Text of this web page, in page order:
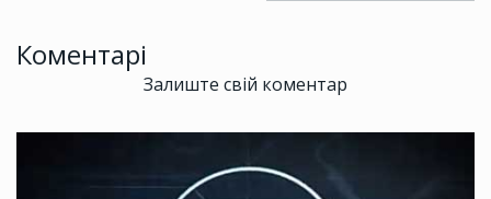
Коментарі
Залиште свій коментар